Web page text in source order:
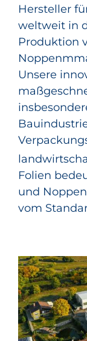
Hersteller
weltweit in
Produktion
Unsere
Folien
und
vom